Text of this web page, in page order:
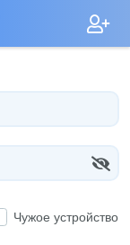
Чужое устройство